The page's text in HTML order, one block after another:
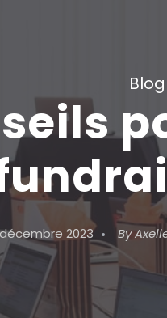
Blog
2023 By